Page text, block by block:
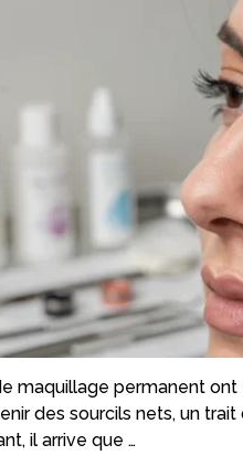
maquillage permanent ont
des sourcils nets, un
il arrive que …